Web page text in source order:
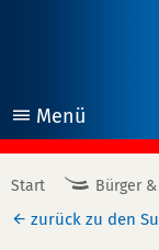
Menü
öffnen
Start Bürger
zurück zu den